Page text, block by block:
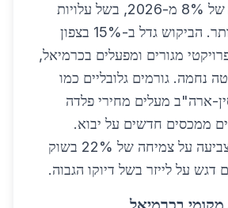
1-5 מ"מ, עלייה של 8% מ-2026, בשל עלויות
אנרגיה גבוהות יותר. הביקוש גדל ב-15% בצפון
מגורים ומפעלים בכרמיאל,
נחמה. גורמים גלובליים כמו
ארה"ב מעלים מחירי פלדה
ממכסים חדשים על יבוא.
תחזית 2026 מצביעה על צמיחה של 22% בשוק
דגש על לייזר בשל דיוקו הגבוה.